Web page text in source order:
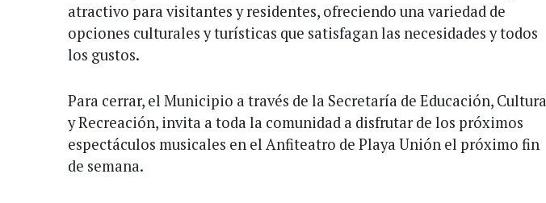
atractivo para visitantes y residentes, ofreciendo una variedad de
opciones culturales y turísticas que satisfagan las necesidades y todos
los gustos.
Para cerrar, el Municipio a través de la Secretaría de Educación, Cultura
y Recreación, invita a toda la comunidad a disfrutar de los próximos
espectáculos musicales en el Anfiteatro de Playa Unión el próximo fin
de semana.